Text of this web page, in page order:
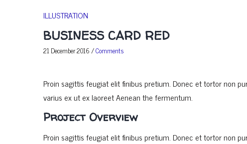
ILLUSTRATION
BUSINESS CARD RED
21 December 2016/Comments
Proin sagittis feugiat elit finibus pretium. Donec et tortor non
varius ex ut ex laoreet Aenean the fermentum.
Project Overview
Proin sagittis feugiat elit finibus pretium. Donec et tortor non